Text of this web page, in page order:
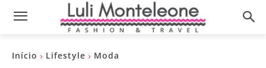
Início Lifestyle Moda